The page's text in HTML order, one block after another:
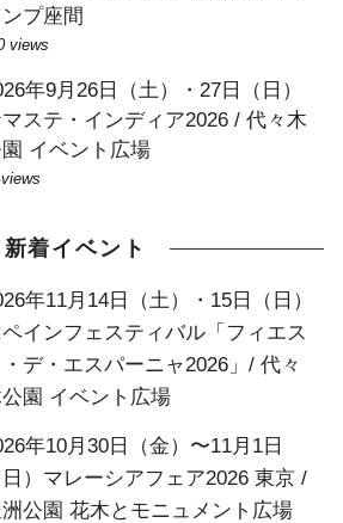
プ座間
views
年9月26日（土）・27日（日）
ステ・インディア2026 / 代々木
イベント広場
新着イベント
年11月14日（土）・15日（日）
ペインフェスティバル「フィエス
・デ・エスパーニャ2026」/ 代々
園 イベント広場
年10月30日（金）〜11月1日
日）マレーシアフェア2026 東京 /
公園 花木とモニュメント広場